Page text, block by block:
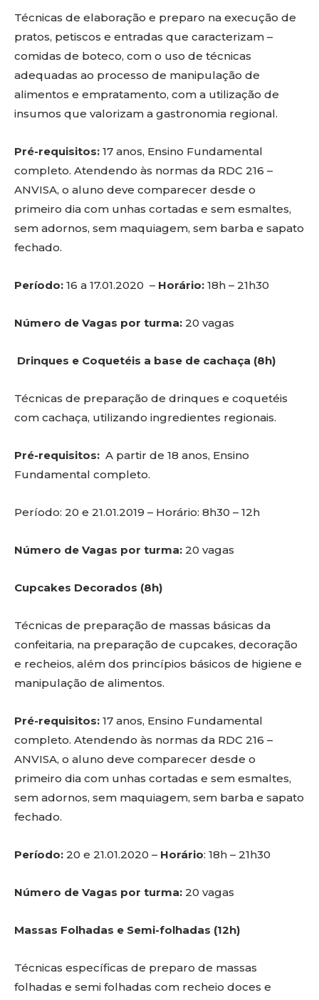
Técnicas de elaboração e preparo na execução de
pratos, petiscos e entradas que caracterizam –
comidas de boteco, com o uso de técnicas
adequadas ao processo de manipulação de
alimentos e empratamento, com a utilização de
insumos que valorizam a gastronomia regional.
Pré-requisitos: 17 anos, Ensino Fundamental
completo. Atendendo às normas da RDC 216 –
ANVISA, o aluno deve comparecer desde o
primeiro dia com unhas cortadas e sem esmaltes,
sem adornos, sem maquiagem, sem barba e sapato
fechado.
Período: 16 a 17.01.2020 – Horário: 18h – 21h30
Número de Vagas por turma: 20 vagas
Drinques e Coquetéis a base de cachaça (8h)
Técnicas de preparação de drinques e coquetéis
com cachaça, utilizando ingredientes regionais.
Pré-requisitos: A partir de 18 anos, Ensino
Fundamental completo.
Período: 20 e 21.01.2019 – Horário: 8h30 – 12h
Número de Vagas por turma: 20 vagas
Cupcakes Decorados (8h)
Técnicas de preparação de massas básicas da
confeitaria, na preparação de cupcakes, decoração
e recheios, além dos princípios básicos de higiene e
manipulação de alimentos.
Pré-requisitos: 17 anos, Ensino Fundamental
completo. Atendendo às normas da RDC 216 –
ANVISA, o aluno deve comparecer desde o
primeiro dia com unhas cortadas e sem esmaltes,
sem adornos, sem maquiagem, sem barba e sapato
fechado.
Período: 20 e 21.01.2020 – Horário: 18h – 21h30
Número de Vagas por turma: 20 vagas
Massas Folhadas e Semi-folhadas (12h)
Técnicas específicas de preparo de massas
folhadas e semi folhadas com recheio doces e